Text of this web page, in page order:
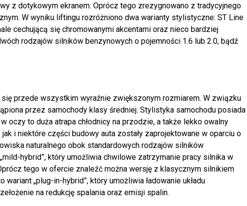
z dotykowym ekranem. Oprócz tego zrezygnowano z tradycyjnego
W wyniku liftingu rozróżniono dwa warianty stylistyczne: ST Line
cechującą się chromowanymi akcentami oraz nieco bardziej
rodzajów silników benzynowych o pojemności 1.6 lub 2.0, bądź
się przede wszystkim wyraźnie zwiększonym rozmiarem. W związku
przez samochody klasy średniej. Stylistyka samochodu posiada
oczy to duża atrapa chłodnicy na przodzie, a także lekko owalny
i niektóre części budowy auta zostały zaprojektowane w oparciu o
naturalnego obok standardowych rodzajów silników
hybrid”, który umożliwia chwilowe zatrzymanie pracy silnika w
tego w ofercie znaleźć można wersję z klasycznym silnikiem
„plug-in-hybrid”, który umożliwia ładowanie układu
na redukcję spalania oraz emisji spalin.